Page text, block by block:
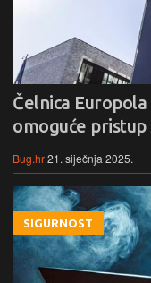
Čelnica
omoguće
Bug.hr21. siječnja 2025.
SIGURNOST